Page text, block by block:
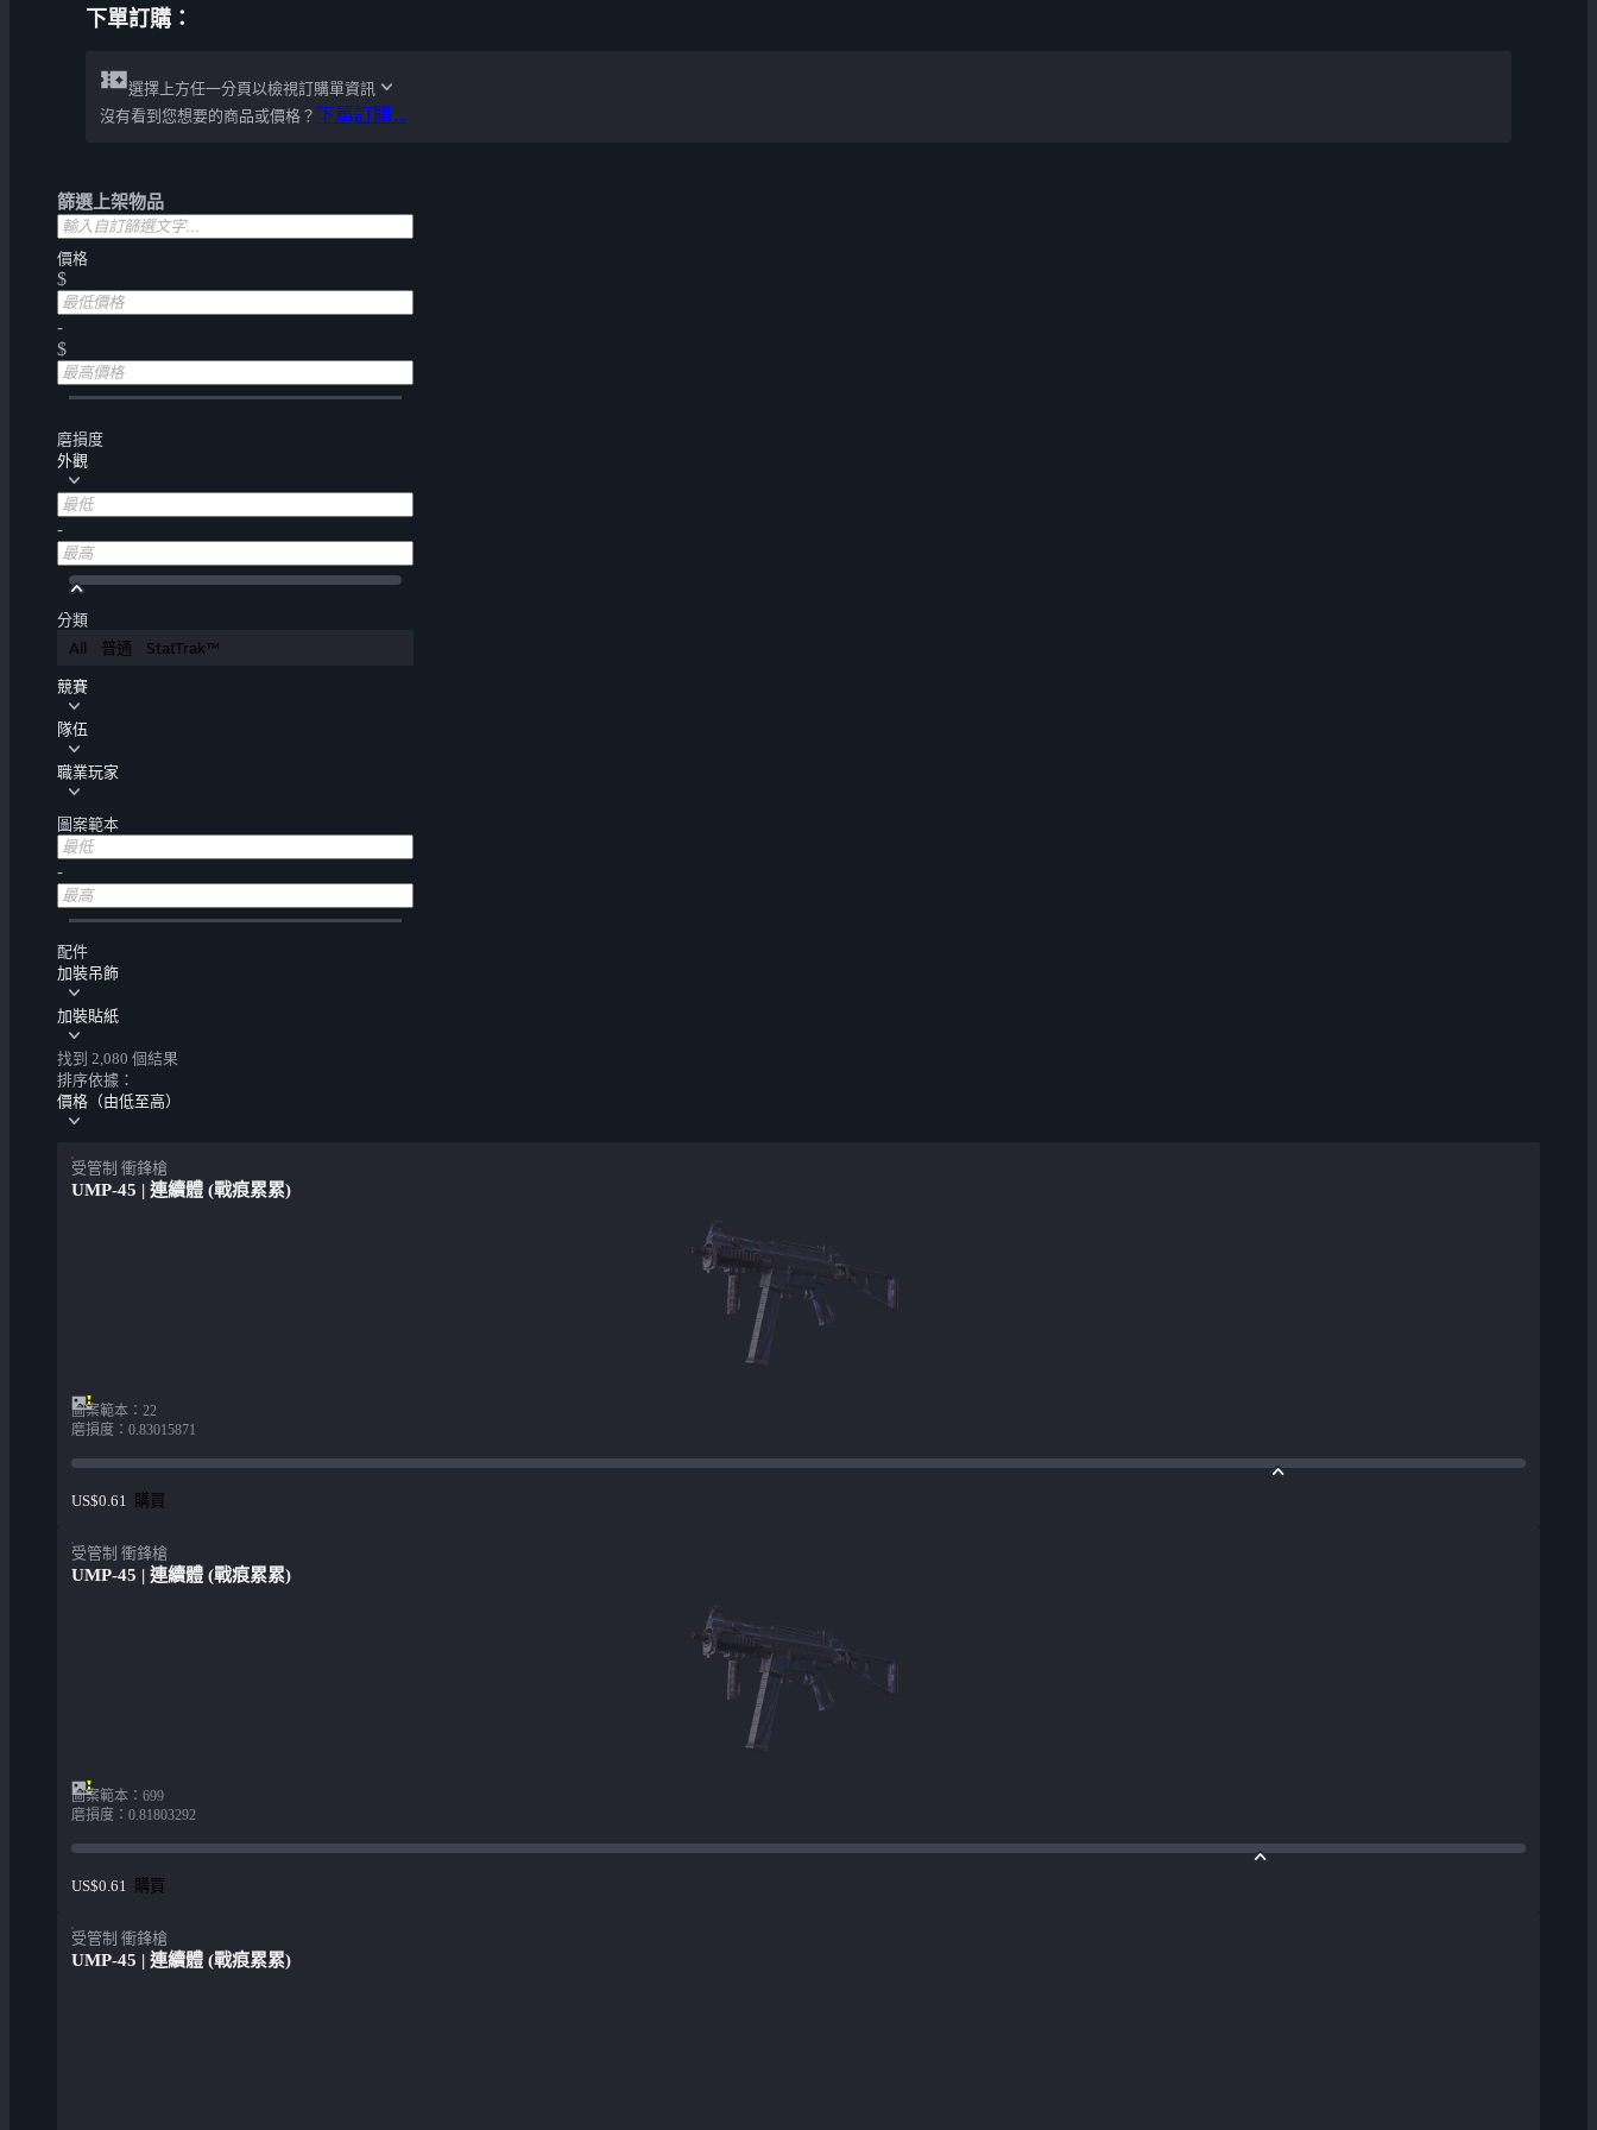
下單訂購：
選擇上方任一分頁以檢視訂購單資訊
沒有看到您想要的商品或價格？ 下單訂購…
篩選上架物品
價格
$
-
$
磨損度
外觀
-
分類
All 普通 StatTrak™
競賽
隊伍
職業玩家
圖案範本
-
配件
加裝吊飾
加裝貼紙
找到 2,080 個結果
排序依據：
價格（由低至高）
受管制 衝鋒槍
UMP-45 | 連續體 (戰痕累累)
圖案範本 ： 22
磨損度 ： 0.83015871
US$0.61 購買
受管制 衝鋒槍
UMP-45 | 連續體 (戰痕累累)
圖案範本 ： 699
磨損度 ： 0.81803292
US$0.61 購買
受管制 衝鋒槍
UMP-45 | 連續體 (戰痕累累)